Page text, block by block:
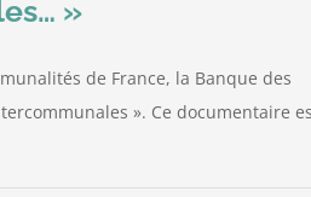
»
de France, la Banque des
». Ce documentaire